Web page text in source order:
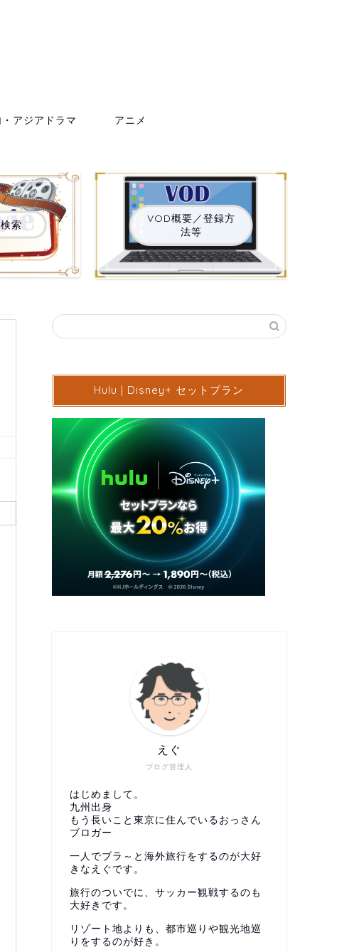
・アジアドラマ アニメ
索
VOD概要／登録方
法等
Hulu | Disney+ セットプラン
ブログ管理人
えぐ
はじめまして。
九州出身
もう長いこと東京に住んでいるおっさん
ブロガー
一人でブラ～と海外旅行をするのが大好
きなえぐです。
旅行のついでに、サッカー観戦するのも
大好きです。
リゾート地よりも、都市巡りや観光地巡
りをするのが好き。